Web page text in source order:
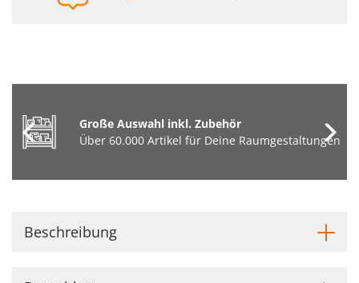
Große Auswahl inkl. Zubehör
Über 60.000 Artikel für Deine Raumgestaltungen
Beschreibung